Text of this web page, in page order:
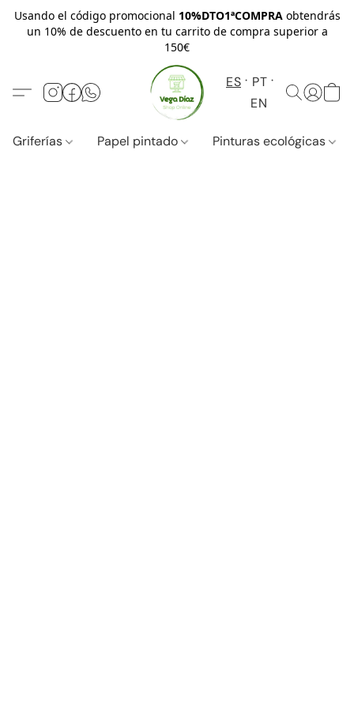
Usando el código promocional 10%DTO1ªCOMPRAobtendrás
un 10% de descuento en tu carrito de compra superior a
150€
ES
PT
EN
Griferías Papel pintado Pinturas ecológicas